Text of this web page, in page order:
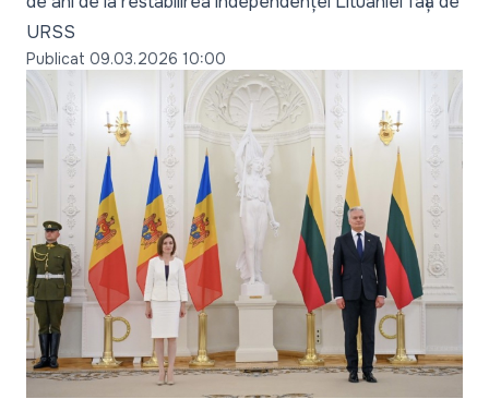
URSS
Publicat 09.03.2026 10:00